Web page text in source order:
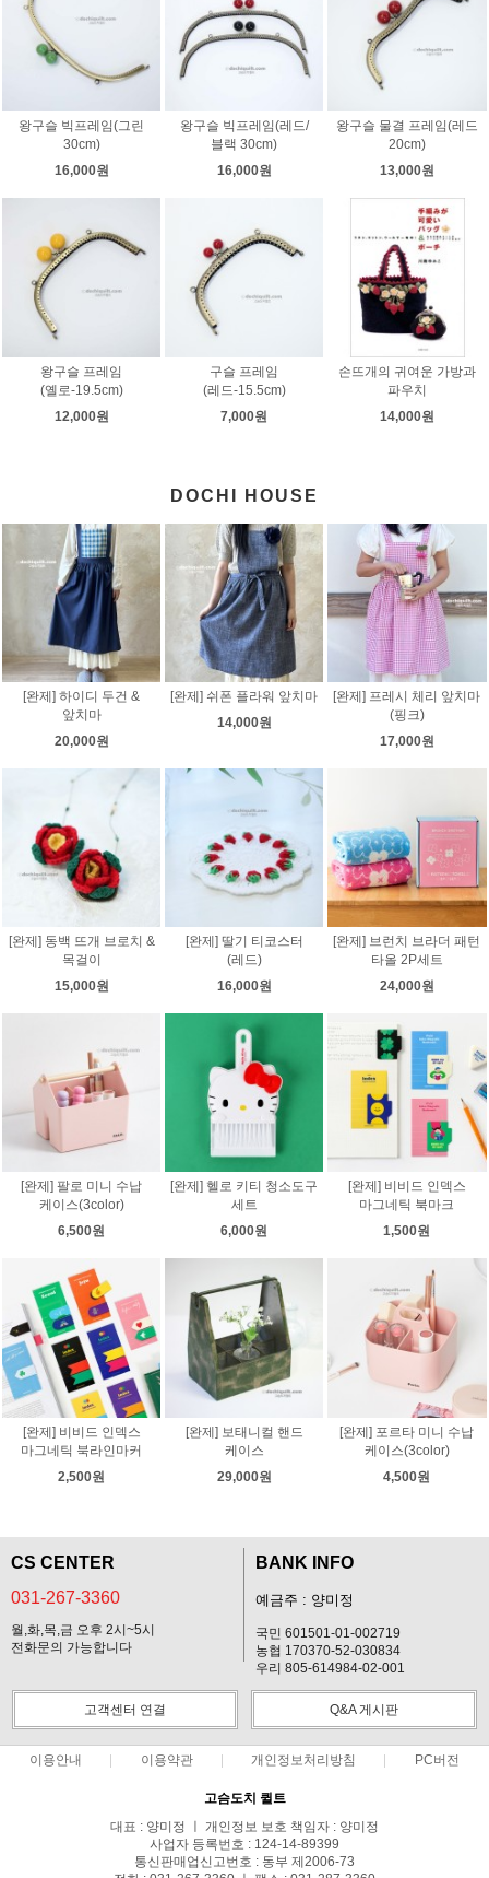
왕구슬 빅프레임(그린
30cm)
16,000원
왕구슬 빅프레임(레드/
블랙 30cm)
16,000원
왕구슬 물결 프레임(레드
20cm)
13,000원
왕구슬 프레임
(옐로-19.5cm)
12,000원
구슬 프레임
(레드-15.5cm)
7,000원
손뜨개의 귀여운 가방과
파우치
14,000원
DOCHI HOUSE
[완제] 하이디 두건 &
앞치마
20,000원
[완제] 쉬폰 플라워 앞치마
14,000원
[완제] 프레시 체리 앞치마
(핑크)
17,000원
[완제] 동백 뜨개 브로치 &
목걸이
15,000원
[완제] 딸기 티코스터
(레드)
16,000원
[완제] 브런치 브라더 패턴
타올 2P세트
24,000원
[완제] 팔로 미니 수납
케이스(3color)
6,500원
[완제] 헬로 키티 청소도구
세트
6,000원
[완제] 비비드 인덱스
마그네틱 북마크
1,500원
[완제] 비비드 인덱스
마그네틱 북라인마커
2,500원
[완제] 보태니컬 핸드
케이스
29,000원
[완제] 포르타 미니 수납
케이스(3color)
4,500원
CS CENTER
031-267-3360
월,화,목,금 오후 2시~5시
전화문의 가능합니다
BANK INFO
예금주 : 양미정
국민 601501-01-002719
농협 170370-52-030834
우리 805-614984-02-001
고객센터 연결 Q&A 게시판
이용안내 이용약관 개인정보처리방침 PC버전
고슴도치 퀼트
대표 : 양미정 ㅣ 개인정보 보호 책임자 : 양미정
사업자 등록번호 : 124-14-89399
통신판매업신고번호 : 동부 제2006-73